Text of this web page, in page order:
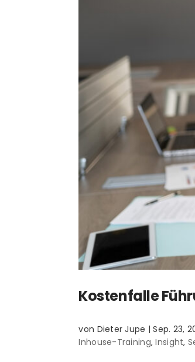
Kostenfalle
von Dieter Jupe |Sep. 23,
Inhouse-Training,Insight,